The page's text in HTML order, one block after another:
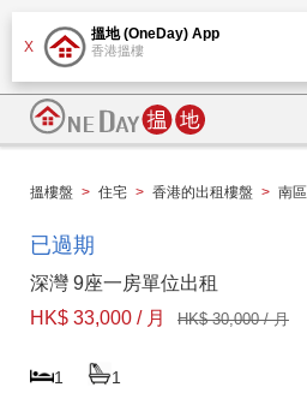
X
搵地 (OneDay) App
香港搵樓
搵樓盤 > 住宅 > 香港的出租樓盤 > 南區
已過期
深灣 9座一房單位出租
HK$ 33,000 / 月
HK$ 30,000 / 月
1 1